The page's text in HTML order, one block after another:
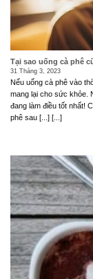
Tại sao uống cà phê
31 Tháng 3, 2023
Nếu uống cà phê vào
mang lại cho sức khỏe.
đang làm điều tốt nhất!
phê sau [...] [...]